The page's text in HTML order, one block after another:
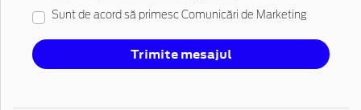
Sunt de acord să primesc Comunicări de Marketing
Trimite mesajul